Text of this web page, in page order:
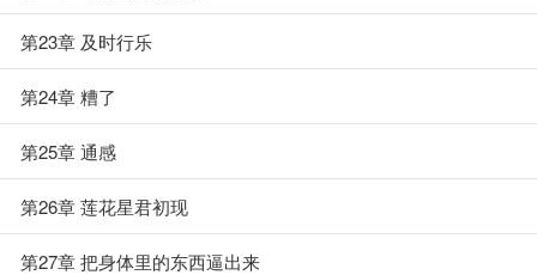
第23章 及时行乐
第24章 糟了
第25章 通感
第26章 莲花星君初现
第27章 把身体里的东西逼出来